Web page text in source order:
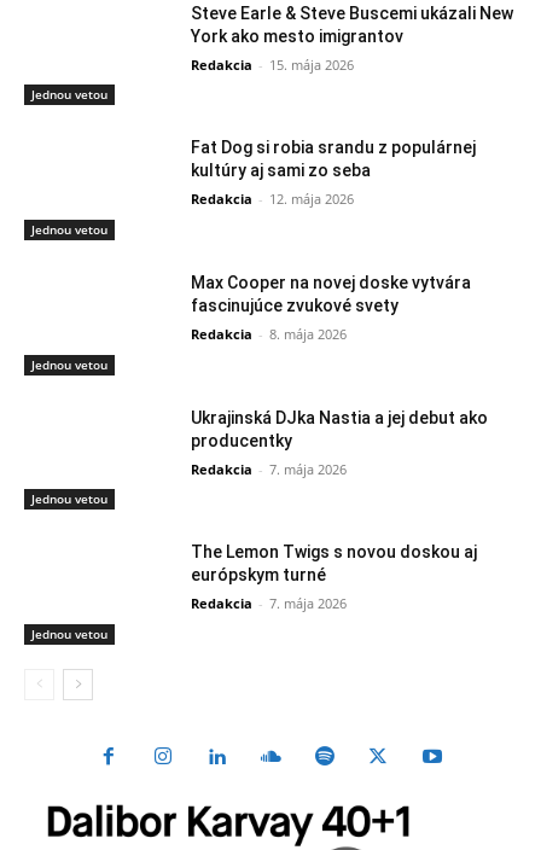
Jednou vetou
Steve Earle & Steve Buscemi ukázali New
York ako mesto imigrantov
Redakcia - 15. mája 2026
Jednou vetou
Fat Dog si robia srandu z populárnej
kultúry aj sami zo seba
Redakcia - 12. mája 2026
Jednou vetou
Max Cooper na novej doske vytvára
fascinujúce zvukové svety
Redakcia - 8. mája 2026
Jednou vetou
Ukrajinská DJka Nastia a jej debut ako
producentky
Redakcia - 7. mája 2026
Jednou vetou
The Lemon Twigs s novou doskou aj
európskym turné
Redakcia - 7. mája 2026